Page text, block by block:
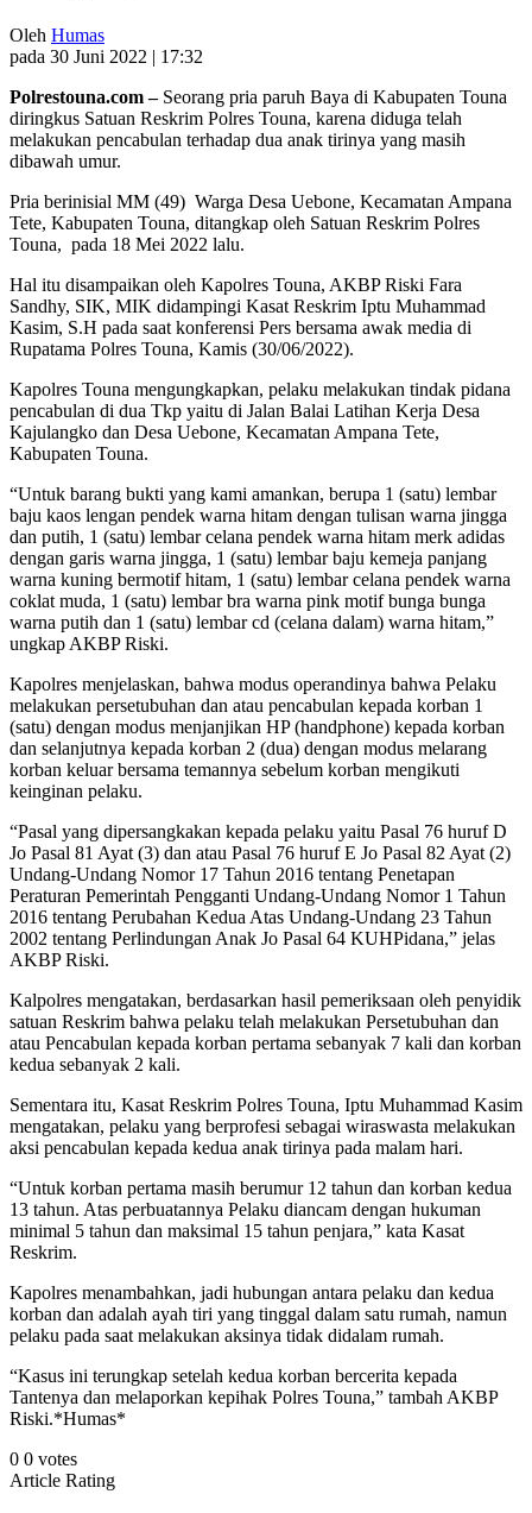
Oleh Humas
pada 30 Juni 2022 | 17:32
Polrestouna.com –Seorang pria paruh Baya di Kabupaten Touna
diringkus Satuan Reskrim Polres Touna, karena diduga telah
melakukan pencabulan terhadap dua anak tirinya yang masih
dibawah umur.
Pria berinisial MM (49) Warga Desa Uebone, Kecamatan Ampana
Tete, Kabupaten Touna, ditangkap oleh Satuan Reskrim Polres
Touna, pada 18 Mei 2022 lalu.
Hal itu disampaikan oleh Kapolres Touna, AKBP Riski Fara
Sandhy, SIK, MIK didampingi Kasat Reskrim Iptu Muhammad
Kasim, S.H pada saat konferensi Pers bersama awak media di
Rupatama Polres Touna, Kamis (30/06/2022).
Kapolres Touna mengungkapkan, pelaku melakukan tindak pidana
pencabulan di dua Tkp yaitu di Jalan Balai Latihan Kerja Desa
Kajulangko dan Desa Uebone, Kecamatan Ampana Tete,
Kabupaten Touna.
“Untuk barang bukti yang kami amankan, berupa 1 (satu) lembar
baju kaos lengan pendek warna hitam dengan tulisan warna jingga
dan putih, 1 (satu) lembar celana pendek warna hitam merk adidas
dengan garis warna jingga, 1 (satu) lembar baju kemeja panjang
warna kuning bermotif hitam, 1 (satu) lembar celana pendek warna
coklat muda, 1 (satu) lembar bra warna pink motif bunga bunga
warna putih dan 1 (satu) lembar cd (celana dalam) warna hitam,”
ungkap AKBP Riski.
Kapolres menjelaskan, bahwa modus operandinya bahwa Pelaku
melakukan persetubuhan dan atau pencabulan kepada korban 1
(satu) dengan modus menjanjikan HP (handphone) kepada korban
dan selanjutnya kepada korban 2 (dua) dengan modus melarang
korban keluar bersama temannya sebelum korban mengikuti
keinginan pelaku.
“Pasal yang dipersangkakan kepada pelaku yaitu Pasal 76 huruf D
Jo Pasal 81 Ayat (3) dan atau Pasal 76 huruf E Jo Pasal 82 Ayat (2)
Undang-Undang Nomor 17 Tahun 2016 tentang Penetapan
Peraturan Pemerintah Pengganti Undang-Undang Nomor 1 Tahun
2016 tentang Perubahan Kedua Atas Undang-Undang 23 Tahun
2002 tentang Perlindungan Anak Jo Pasal 64 KUHPidana,” jelas
AKBP Riski.
Kalpolres mengatakan, berdasarkan hasil pemeriksaan oleh penyidik
satuan Reskrim bahwa pelaku telah melakukan Persetubuhan dan
atau Pencabulan kepada korban pertama sebanyak 7 kali dan korban
kedua sebanyak 2 kali.
Sementara itu, Kasat Reskrim Polres Touna, Iptu Muhammad Kasim
mengatakan, pelaku yang berprofesi sebagai wiraswasta melakukan
aksi pencabulan kepada kedua anak tirinya pada malam hari.
“Untuk korban pertama masih berumur 12 tahun dan korban kedua
13 tahun. Atas perbuatannya Pelaku diancam dengan hukuman
minimal 5 tahun dan maksimal 15 tahun penjara,” kata Kasat
Reskrim.
Kapolres menambahkan, jadi hubungan antara pelaku dan kedua
korban dan adalah ayah tiri yang tinggal dalam satu rumah, namun
pelaku pada saat melakukan aksinya tidak didalam rumah.
“Kasus ini terungkap setelah kedua korban bercerita kepada
Tantenya dan melaporkan kepihak Polres Touna,” tambah AKBP
Riski.*Humas*
0 0 votes
Article Rating